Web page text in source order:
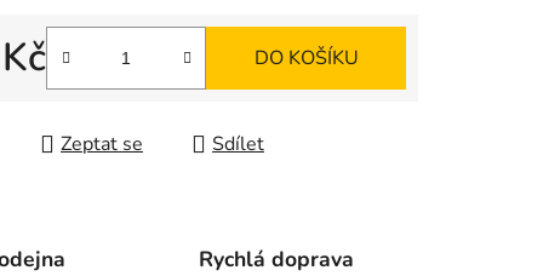
cena:
DO KOŠÍKU
Zeptat se Sdílet
Rychlá doprava